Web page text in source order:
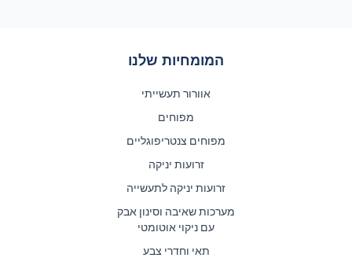
המומחיות שלנו
אוורור תעשייתי
מפוחים
מפוחים צנטריפוגליים
זרועות יניקה
זרועות יניקה לתעשייה
מערכות שאיבה וסינון אבק
עם ניקוי אוטומטי
תאי וחדרי צבע